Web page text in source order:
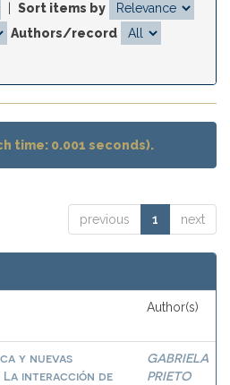
Sort items by
Authors/record
time: 0.001 seconds).
previous 1 next
Author(s)
y nuevas
interacción de
GABRIELA
PRIETO